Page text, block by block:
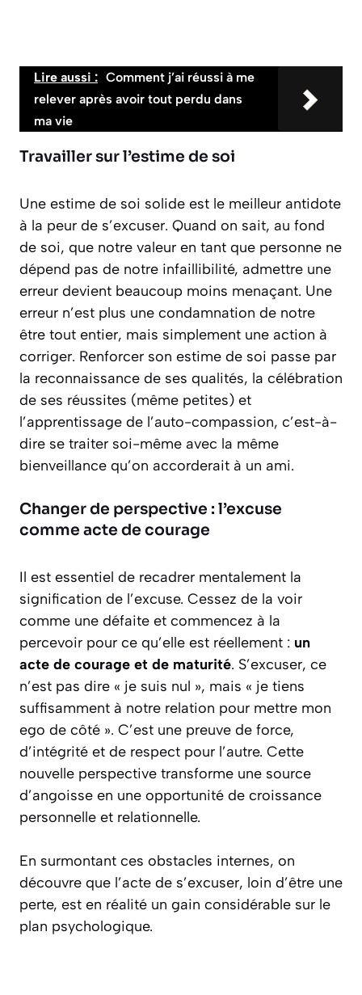
Lire aussi : Comment j’ai réussi à me
relever après avoir tout perdu dans
ma vie
Travailler sur l’estime de soi
Une estime de soi solide est le meilleur antidote
à la peur de s’excuser. Quand on sait, au fond
de soi, que notre valeur en tant que personne ne
dépend pas de notre infaillibilité, admettre une
erreur devient beaucoup moins menaçant. Une
erreur n’est plus une condamnation de notre
être tout entier, mais simplement une action à
corriger. Renforcer son estime de soi passe par
la reconnaissance de ses qualités, la célébration
de ses réussites (même petites) et
l’apprentissage de l’auto-compassion, c’est-à-
dire se traiter soi-même avec la même
bienveillance qu’on accorderait à un ami.
Changer de perspective : l’excuse
comme acte de courage
Il est essentiel de recadrer mentalement la
signification de l’excuse. Cessez de la voir
comme une défaite et commencez à la
percevoir pour ce qu’elle est réellement : un
acte de courage et de maturité. S’excuser, ce
n’est pas dire « je suis nul », mais « je tiens
suffisamment à notre relation pour mettre mon
ego de côté ». C’est une preuve de force,
d’intégrité et de respect pour l’autre. Cette
nouvelle perspective transforme une source
d’angoisse en une opportunité de croissance
personnelle et relationnelle.
En surmontant ces obstacles internes, on
découvre que l’acte de s’excuser, loin d’être une
perte, est en réalité un gain considérable sur le
plan psychologique.